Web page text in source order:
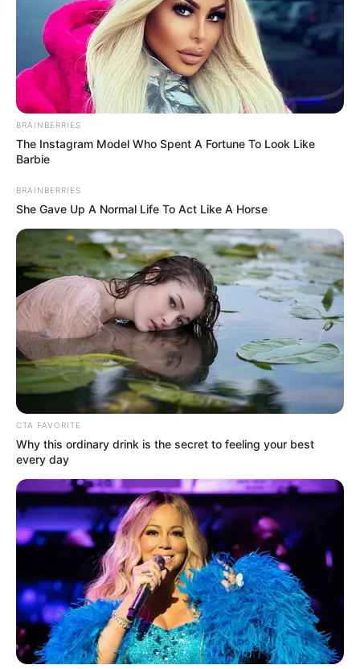
BRAINBERRIES
The Instagram Model Who Spent A Fortune To Look Like
Barbie
BRAINBERRIES
She Gave Up A Normal Life To Act Like A Horse
CTA FAVORITE
Why this ordinary drink is the secret to feeling your best
every day